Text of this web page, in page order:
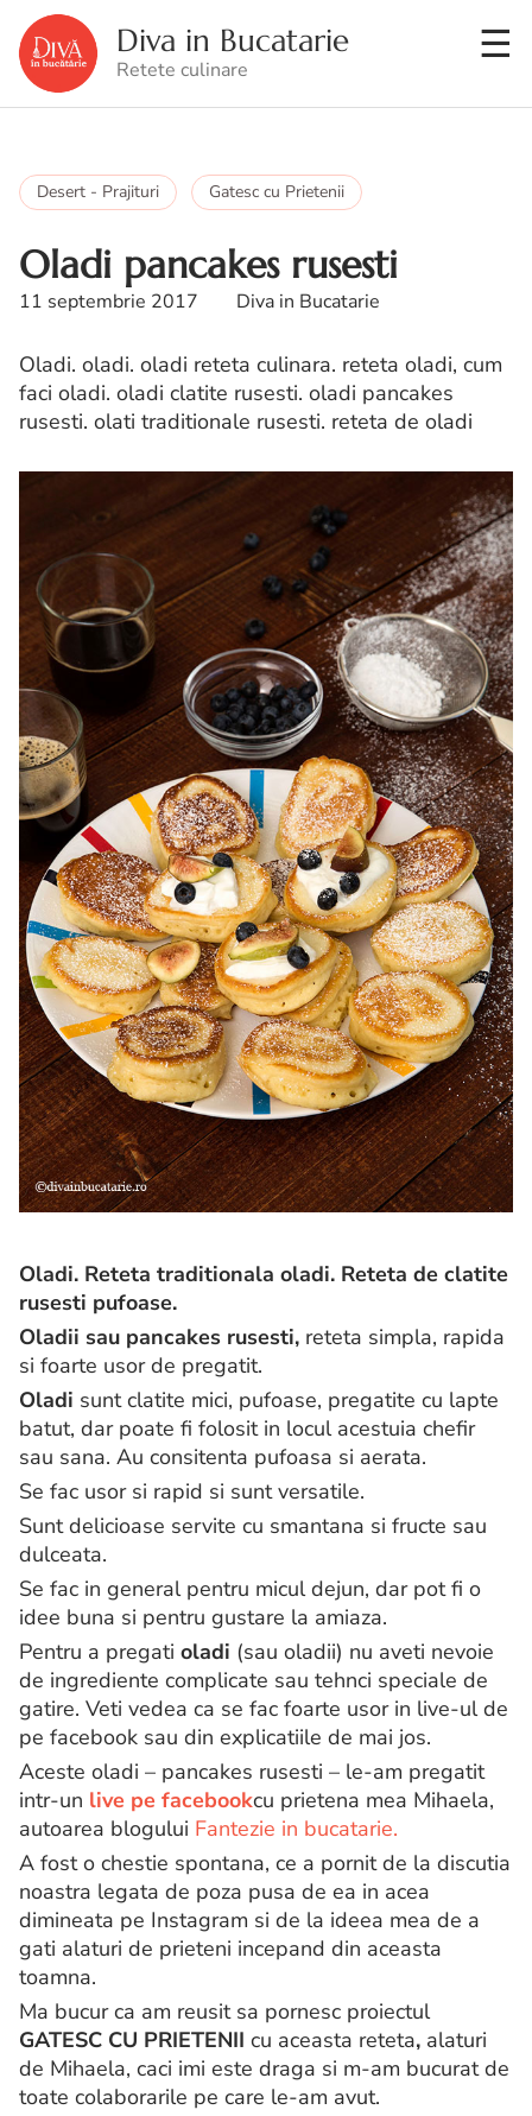
Diva in Bucatarie
Retete culinare
Desert - Prajituri Gatesc cu Prietenii
Oladi pancakes rusesti
11 septembrie 2017 Diva in Bucatarie
Oladi. oladi. oladi reteta culinara. reteta oladi, cum
faci oladi. oladi clatite rusesti. oladi pancakes
rusesti. olati traditionale rusesti. reteta de oladi
Oladi. Reteta traditionala oladi. Reteta de clatite
rusesti pufoase.
Oladii sau pancakes rusesti, reteta simpla, rapida
si foarte usor de pregatit.
Oladi sunt clatite mici, pufoase, pregatite cu lapte
batut, dar poate fi folosit in locul acestuia chefir
sau sana. Au consitenta pufoasa si aerata.
Se fac usor si rapid si sunt versatile.
Sunt delicioase servite cu smantana si fructe sau
dulceata.
Se fac in general pentru micul dejun, dar pot fi o
idee buna si pentru gustare la amiaza.
Pentru a pregati oladi (sau oladii) nu aveti nevoie
de ingrediente complicate sau tehnci speciale de
gatire. Veti vedea ca se fac foarte usor in live-ul de
pe facebook sau din explicatiile de mai jos.
Aceste oladi – pancakes rusesti – le-am pregatit
intr-un live pe facebookcu prietena mea Mihaela,
autoarea blogului Fantezie in bucatarie.
A fost o chestie spontana, ce a pornit de la discutia
noastra legata de poza pusa de ea in acea
dimineata pe Instagram si de la ideea mea de a
gati alaturi de prieteni incepand din aceasta
toamna.
Ma bucur ca am reusit sa pornesc proiectul
GATESC CU PRIETENII cu aceasta reteta, alaturi
de Mihaela, caci imi este draga si m-am bucurat de
toate colaborarile pe care le-am avut.